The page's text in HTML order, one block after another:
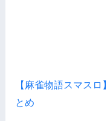
【麻雀物語スマス
とめ